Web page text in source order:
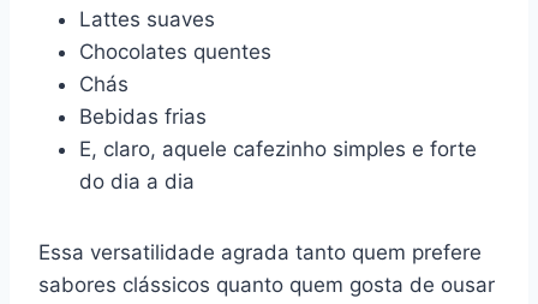
Lattes suaves
Chocolates quentes
Chás
Bebidas frias
E, claro, aquele cafezinho simples e forte
do dia a dia
Essa versatilidade agrada tanto quem prefere
sabores clássicos quanto quem gosta de ousar